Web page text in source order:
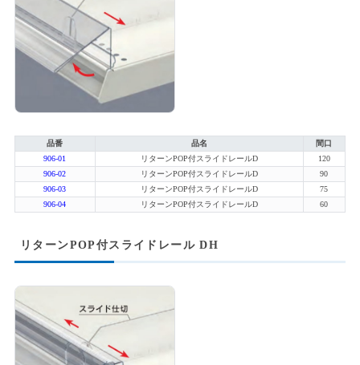
品番 品名
間口
906-01
リターンPOP付スライドレールD
120
906-02
リターンPOP付スライドレールD
90
906-03
リターンPOP付スライドレールD
75
906-04
リターンPOP付スライドレールD 60
リターンPOP付スライドレール DH